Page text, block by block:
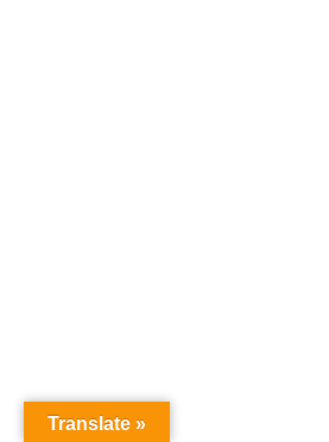
Translate »